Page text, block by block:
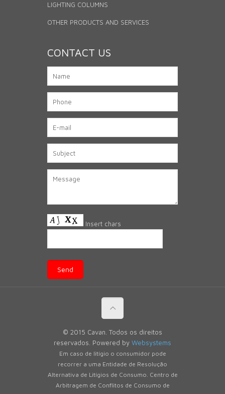
LIGHTING COLUMNS
OTHER PRODUCTS AND SERVICES
CONTACT US
Insert chars
© 2015 Cavan. Todos os direitos
reservados. Powered by Websystems
Em caso de litígio o consumidor pode
recorrer a uma Entidade de Resolução
Alternativa de Litígios de Consumo. Centro de
Arbitragem de Conflitos de Consumo de